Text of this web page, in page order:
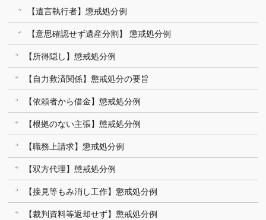
【遺言執行者】懲戒処分例
【意思確認せず遺産分割】 懲戒処分例
【所得隠し】懲戒処分例
【自力救済関係】懲戒処分の要旨
【依頼者から借金】懲戒処分例
【根拠のない主張】懲戒処分例
【職務上請求】懲戒処分例
【双方代理】懲戒処分例
【接見等もみ消し工作】懲戒処分例
【裁判資料等返却せず】懲戒処分例